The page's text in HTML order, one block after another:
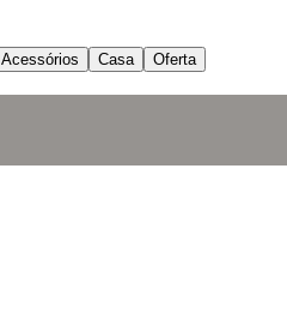
Acessórios Casa Oferta